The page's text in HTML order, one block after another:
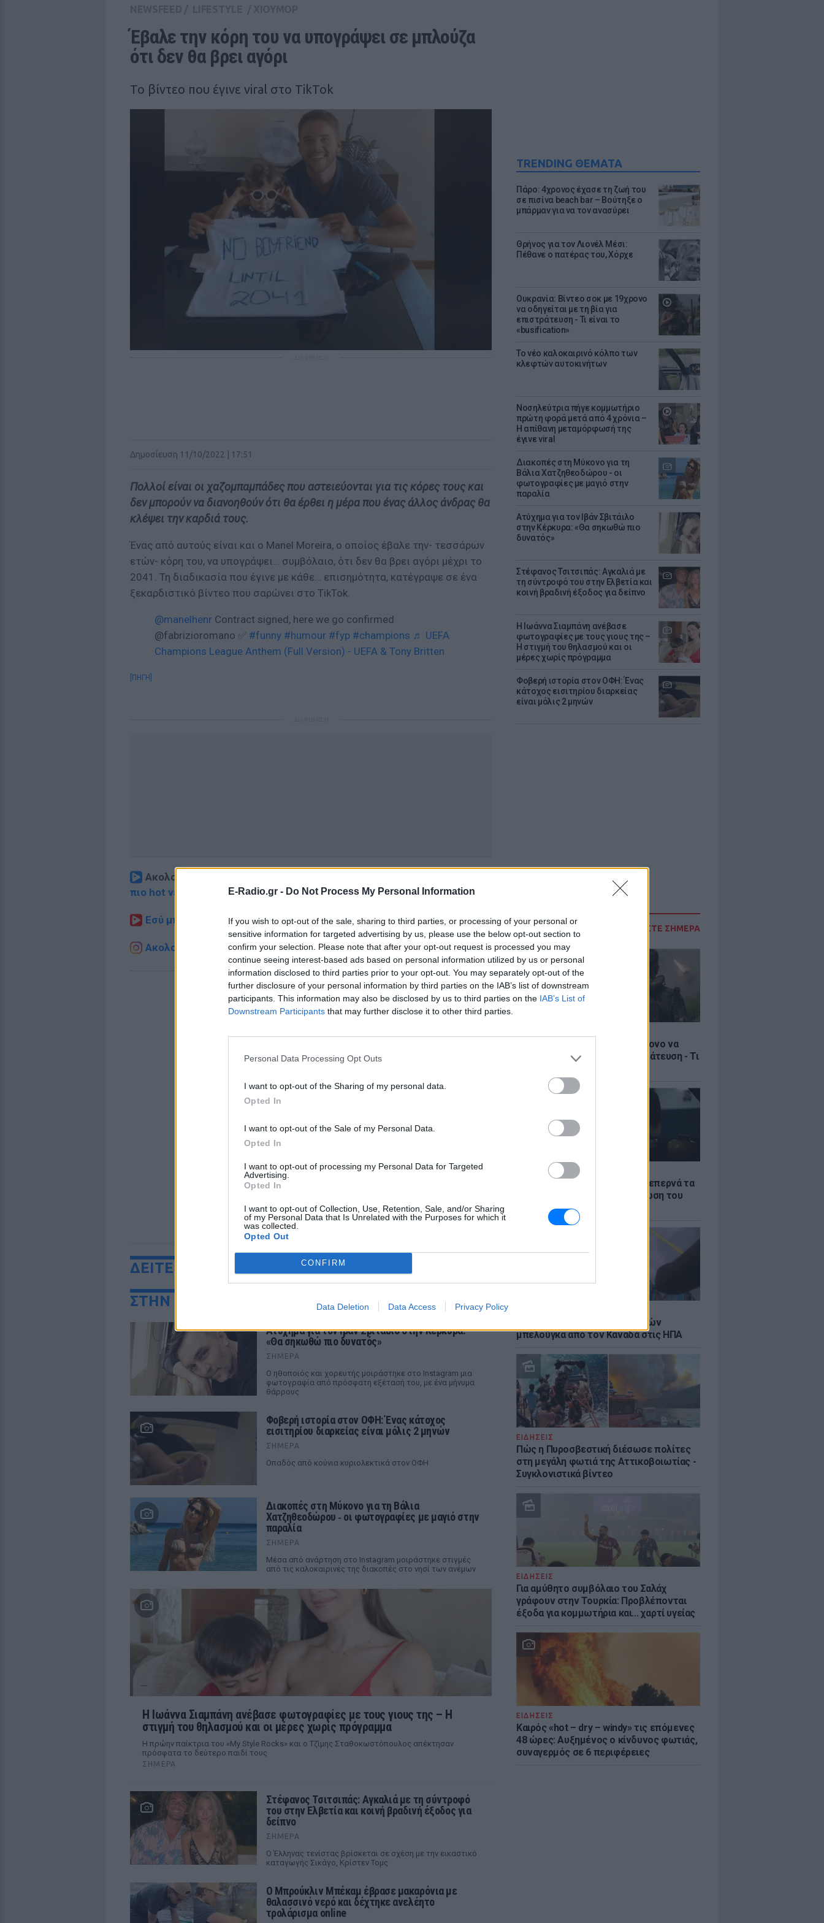
E-Radio.gr - Do Not Process My Personal Information
If you wish to opt-out of the sale, sharing to third parties, or processing of your personal or
sensitive information for targeted advertising by us, please use the below opt-out section to
confirm your selection. Please note that after your opt-out request is processed you may
continue seeing interest-based ads based on personal information utilized by us or personal
information disclosed to third parties prior to your opt-out. You may separately opt-out of the
further disclosure of your personal information by third parties on the IAB’s list of downstream
participants. This information may also be disclosed by us to third parties on the IAB’s List of
Downstream Participants that may further disclose it to other third parties.
Personal Data Processing Opt Outs
I want to opt-out of the Sharing of my personal data.
Opted In
I want to opt-out of the Sale of my Personal Data.
Opted In
I want to opt-out of processing my Personal Data for Targeted
Advertising.
Opted In
I want to opt-out of Collection, Use, Retention, Sale, and/or Sharing
of my Personal Data that Is Unrelated with the Purposes for which it
was collected.
Opted Out
CONFIRM
Data Deletion Data Access Privacy Policy
TRENDING ΘΕΜΑΤΑ
Πάρο: 4χρονος έχασε τη ζωή του
σε πισίνα beach bar – Βούτηξε ο
μπάρμαν για να τον ανασύρει
Θρήνος για τον Λιονέλ Μέσι:
Πέθανε ο πατέρας του, Χόρχε
Ουκρανία: Βίντεο σοκ με 19χρονο
να οδηγείται με τη βία για
επιστράτευση - Τι είναι το
«busification»
Το νέο καλοκαιρινό κόλπο των
κλεφτών αυτοκινήτων
Νοσηλεύτρια πήγε κομμωτήριο
πρώτη φορά μετά από 4 χρόνια –
Η απίθανη μεταμόρφωσή της
έγινε viral
Διακοπές στη Μύκονο για τη
Βάλια Χατζηθεοδώρου - οι
φωτογραφίες με μαγιό στην
παραλία
Ατύχημα για τον Ιβάν Σβιτάιλο
στην Κέρκυρα: «Θα σηκωθώ πιο
δυνατός»
Στέφανος Τσιτσιπάς: Αγκαλιά με
τη σύντροφό του στην Ελβετία και
κοινή βραδινή έξοδος για δείπνο
H Ιωάννα Σιαμπάνη ανέβασε
φωτογραφίες με τους γιους της –
Η στιγμή του θηλασμού και οι
μέρες χωρίς πρόγραμμα
Φοβερή ιστορία στον ΟΦΗ: Ένας
κάτοχος εισιτηρίου διαρκείας
είναι μόλις 2 μηνών
ΔΙΑΒΑΣΤΕ ΣΗΜΕΡΑ
Ουκρανία: Βίντεο σοκ με 19χρονο να
οδηγείται με τη βία για επιστράτευση - Τι
ΕΙΔΗΣΕΙΣ
Καύσιμα «φωτιά»: Η βενζίνη ξεπερνά τα
2 ευρώ το λίτρο παρά την πτώση του
αργού πετρελαίου διεθνώς
Ιστορική μεταφορά 30 φαλαινών
μπελούγκα από τον Καναδά στις ΗΠΑ
ΕΙΔΗΣΕΙΣ
Πώς η Πυροσβεστική διέσωσε πολίτες
στη μεγάλη φωτιά της Αττικοβοιωτίας -
Συγκλονιστικά βίντεο
ΕΙΔΗΣΕΙΣ
Για αμύθητο συμβόλαιο του Σαλάχ
γράφουν στην Τουρκία: Προβλέπονται
έξοδα για κομμωτήρια και... χαρτί υγείας
ΕΙΔΗΣΕΙΣ
Καιρός «hot – dry – windy» τις επόμενες
48 ώρες: Αυξημένος ο κίνδυνος φωτιάς,
συναγερμός σε 6 περιφέρειες
Έβαλε την κόρη του να υπογράψει σε μπλούζα
ότι δεν θα βρει αγόρι
Το βίντεο που έγινε viral στο TikTok
Δημοσίευση 11/10/2022 | 17:51
Πολλοί είναι οι χαζομπαμπάδες που αστειεύονται για τις κόρες τους και
δεν μπορούν να διανοηθούν ότι θα έρθει η μέρα που ένας άλλος άνδρας θα
κλέψει την καρδιά τους.
Ένας από αυτούς είναι και ο Manel Moreira, ο οποίος έβαλε την- τεσσάρων
ετών- κόρη του, να υπογράψει… συμβόλαιο, ότι δεν θα βρει αγόρι μέχρι το
2041. Τη διαδικασία που έγινε με κάθε… επισημότητα, κατέγραψε σε ένα
ξεκαρδιστικό βίντεο που σαρώνει στο TikTok.
@manelhenr Contract signed, here we go confirmed
@fabrizioromano ✅ #funny #humour #fyp #champions ♬ UEFA
Champions League Anthem (Full Version) - UEFA & Tony Britten
[ΠΗΓΗ]
Ακολουθήστε το E-Radio.gr στο
πιο hot νέα
Εσύ μπήκες στο E-Daily.gr; Τα νέα της ημέρας και ότι σου κάνει κλικ!
Ακολουθήστε το E-Radio.gr και στο Instagram
ΔΙΑΦΗΜΙΣΗ
ΔΕΙΤΕ ΕΠΙΣΗΣ
ΣΤΗΝ ΙΔΙΑ ΚΑΤΗΓΟΡΙΑ
Ατύχημα για τον Ιβάν Σβιτάιλο στην Κέρκυρα:
«Θα σηκωθώ πιο δυνατός»
ΣΉΜΕΡΑ
Ο ηθοποιός και χορευτής μοιράστηκε στο Instagram μια
φωτογραφία από πρόσφατη εξέτασή του, με ένα μήνυμα
θάρρους
Φοβερή ιστορία στον ΟΦΗ: Ένας κάτοχος
εισιτηρίου διαρκείας είναι μόλις 2 μηνών
ΣΉΜΕΡΑ
Οπαδός από κούνια κυριολεκτικά στον ΟΦΗ
Διακοπές στη Μύκονο για τη Βάλια
Χατζηθεοδώρου ‑ οι φωτογραφίες με μαγιό στην
παραλία
ΣΉΜΕΡΑ
Μέσα από ανάρτηση στο Instagram μοιράστηκε στιγμές
από τις καλοκαιρινές της διακοπές στο νησί των ανέμων
H Ιωάννα Σιαμπάνη ανέβασε φωτογραφίες με τους γιους της – Η
στιγμή του θηλασμού και οι μέρες χωρίς πρόγραμμα
Η πρώην παίκτρια του «My Style Rocks» και ο Τζίμης Σταθοκωστόπουλος απέκτησαν
πρόσφατα το δεύτερο παιδί τους
ΣΉΜΕΡΑ
Στέφανος Τσιτσιπάς: Αγκαλιά με τη σύντροφό
του στην Ελβετία και κοινή βραδινή έξοδος για
δείπνο
ΣΉΜΕΡΑ
Ο Έλληνας τενίστας βρίσκεται σε σχέση με την εικαστικό
καταγωγής Σικάγο, Κρίστεν Τομς
Ο Μπρούκλιν Μπέκαμ έβρασε μακαρόνια με
θαλασσινό νερό και δέχτηκε ανελέητο
τρολάρισμα online